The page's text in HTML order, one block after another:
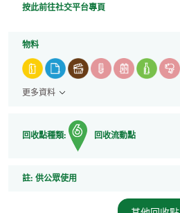
按此前往社交平台專頁
物料
更多資料
回收點種類: 回收流動點
註: 註
供公眾使用